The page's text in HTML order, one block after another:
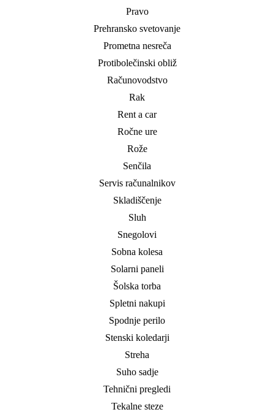
Pravo
Prehransko svetovanje
Prometna nesreča
Protibolečinski obliž
Računovodstvo
Rak
Rent a car
Ročne ure
Rože
Senčila
Servis računalnikov
Skladiščenje
Sluh
Snegolovi
Sobna kolesa
Solarni paneli
Šolska torba
Spletni nakupi
Spodnje perilo
Stenski koledarji
Streha
Suho sadje
Tehnični pregledi
Tekalne steze